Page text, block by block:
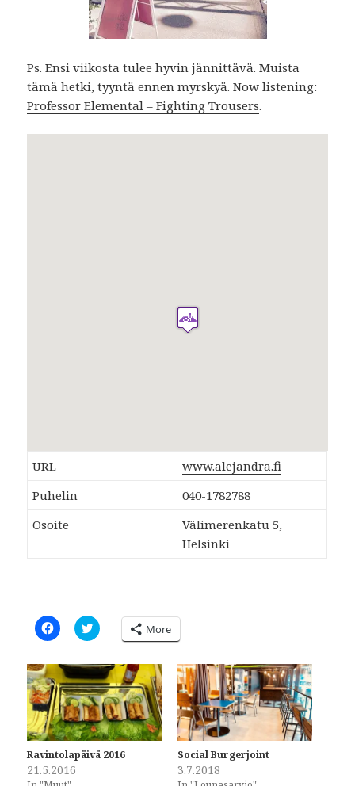
Ps. Ensi viikosta tulee hyvin jännittävä. Muista
tämä hetki, tyyntä ennen myrskyä. Now listening:
Professor Elemental – Fighting Trousers.
URL
www.alejandra.fi
Puhelin
040-1782788
Osoite
Välimerenkatu 5,
Helsinki
C
l
k
t
o
s
h
a
r
e
o
n
F
a
C
l
k
t
o
s
h
a
r
e
o
n
More
Ravintolapäivä 2016
21.5.2016
Social Burgerjoint
3.7.2018